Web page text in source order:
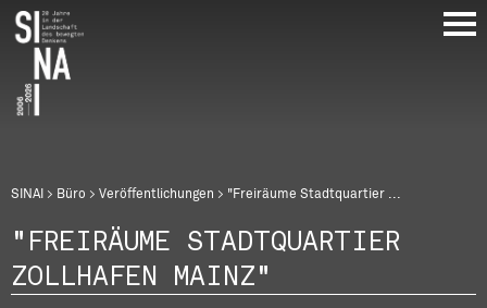
Direkt
zum
Inhalt
Breadcrumb
SINAI Büro Veröffentlichungen "Freiräume Stadtquartier ...
"FREIRÄUME STADTQUARTIER
ZOLLHAFEN MAINZ"